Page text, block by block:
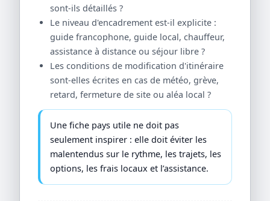
sont-ils détaillés ?
Le niveau d'encadrement est-il explicite :
guide francophone, guide local, chauffeur,
assistance à distance ou séjour libre ?
Les conditions de modification d'itinéraire
sont-elles écrites en cas de météo, grève,
retard, fermeture de site ou aléa local ?
Une fiche pays utile ne doit pas
seulement inspirer : elle doit éviter les
malentendus sur le rythme, les trajets, les
options, les frais locaux et l’assistance.